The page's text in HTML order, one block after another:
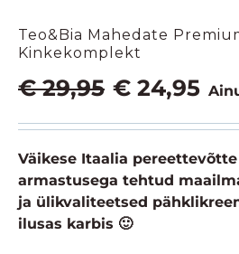
Teo&Bia Mahedate
Kinkekomplekt
€29,95 Algne
oli:
€ 24,95
on:
Väikese Itaalia pereettevõtte
armastusega tehtud
ja ülikvaliteetsed
ilusas karbis 🙂